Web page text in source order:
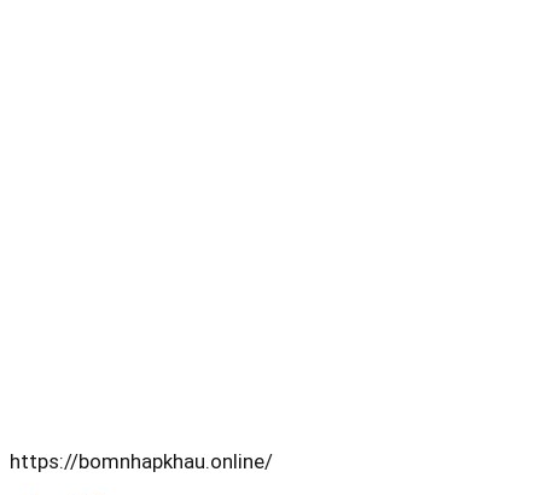
https://bomnhapkhau.online/